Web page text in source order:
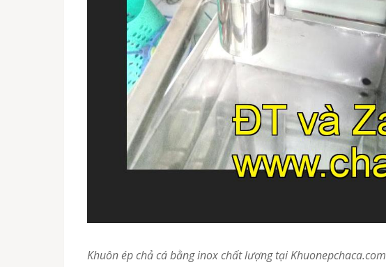
Khuôn ép chả cá bằng inox chất lượng tại Khuonepchaca.com